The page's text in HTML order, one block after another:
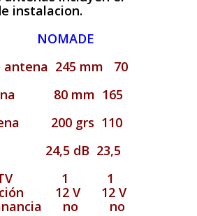
instalacion.
NOMADE
antena 245 mm 70
80 mm 165
200 grs 110
24,5 dB 23,5
TV 1 1
12 V 12 V
no no